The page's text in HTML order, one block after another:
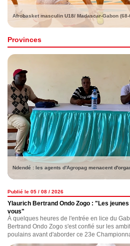
Provinces
Ndendé : les agents d'Agropag menacent
Publié le 05 / 08 / 2026
Ylaurich Bertrand Ondo Zogo : "Les
vous"
À quelques heures de l'entrée en lice du
Bertrand Ondo Zogo s'est confié sur les
poulains avant d'aborder ce 23e